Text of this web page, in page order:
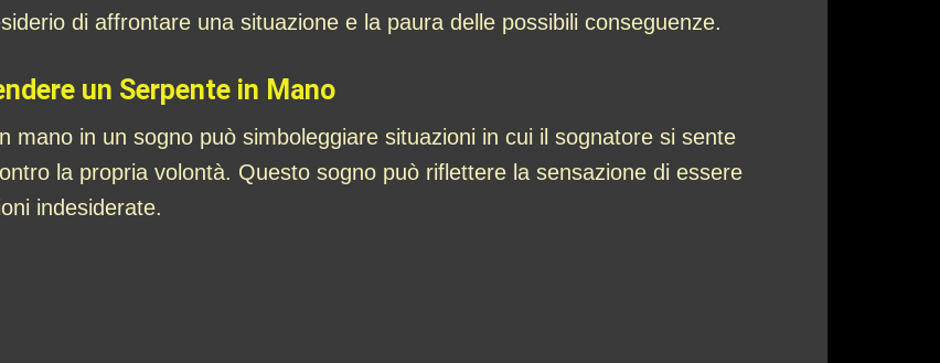
di affrontare una situazione e la paura delle possibili conseguenze.
un Serpente in Mano
mano in un sogno può simboleggiare situazioni in cui il sognatore si sente
la propria volontà. Questo sogno può riflettere la sensazione di essere
indesiderate.